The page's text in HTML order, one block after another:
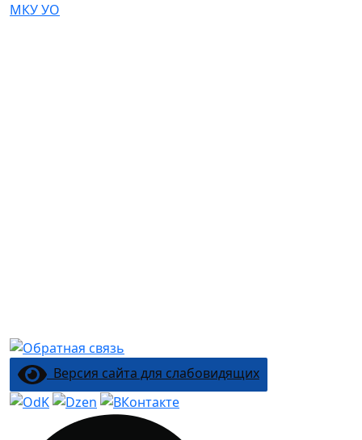
МКУ УО
Версия сайта для слабовидящих